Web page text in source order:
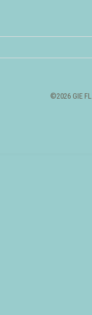
©2026 GIE